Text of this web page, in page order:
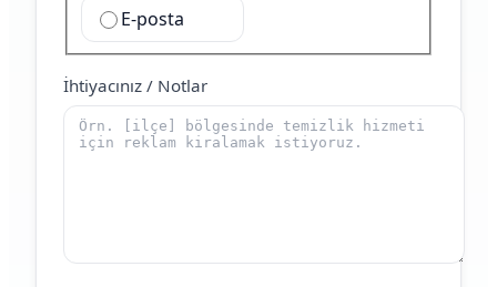
E-posta
İhtiyacınız / Notlar